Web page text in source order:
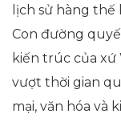
lịch sử hàng thế
Con đường
kiến trúc của xứ
vượt thời gian
mại, văn hóa và